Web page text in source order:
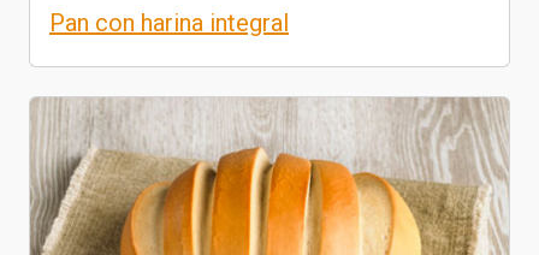
Pan con harina integral